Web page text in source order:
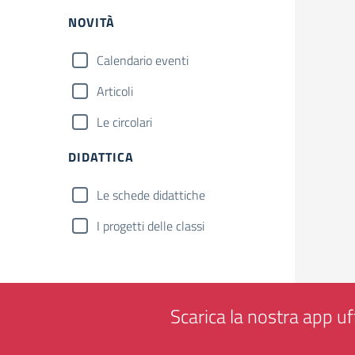
NOVITÀ
Calendario eventi
Articoli
Le circolari
DIDATTICA
Le schede didattiche
I progetti delle classi
Scarica la nostra app